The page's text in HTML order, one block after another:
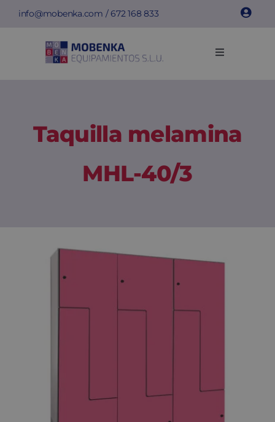
Saltar
contenido
info@mobenka.com /672 168 833
Toggle
Bancos
Empresa
Taquilla melamina
MHL-40/3